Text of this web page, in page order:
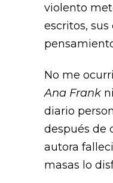
violento
escritos, sus
No me
Ana Frank
diario
después de
autora
masas lo